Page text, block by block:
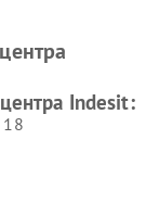
Indesit
Indesit:
18